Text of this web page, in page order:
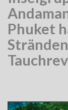
Phuket